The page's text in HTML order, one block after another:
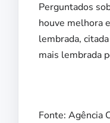
Perguntados
houve melhora
lembrada,
mais lembrada
Fonte: Agência